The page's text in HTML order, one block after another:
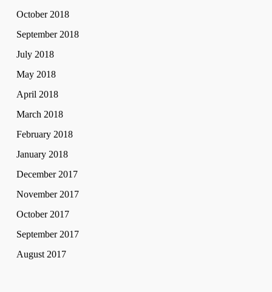
October 2018
September 2018
July 2018
May 2018
April 2018
March 2018
February 2018
January 2018
December 2017
November 2017
October 2017
September 2017
August 2017